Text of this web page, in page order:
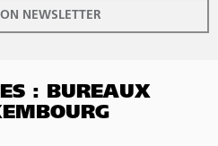
NEWSLETTER
: BUREAUX